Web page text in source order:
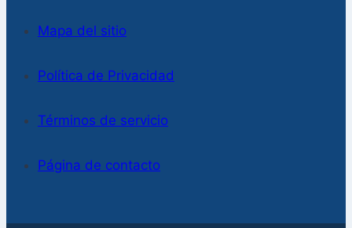
Mapa del sitio
Política de Privacidad
Términos de servicio
Página de contacto